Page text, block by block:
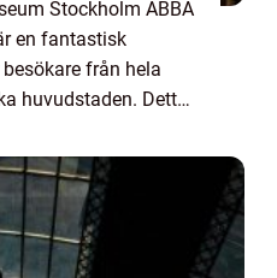
Stockholm ABBA
en fantastisk
från hela
huvudstaden. Detta
vars musik och